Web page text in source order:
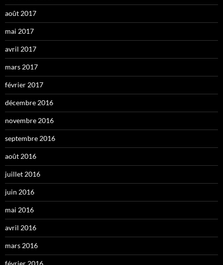
août 2017
mai 2017
avril 2017
mars 2017
février 2017
décembre 2016
novembre 2016
septembre 2016
août 2016
juillet 2016
juin 2016
mai 2016
avril 2016
mars 2016
février 2016